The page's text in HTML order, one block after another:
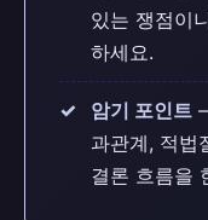
있는 쟁점이
하세요.
암기 포인트
과관계, 적
결론 흐름을